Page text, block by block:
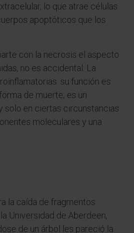
lo que atrae células
apoptóticos que los
con la necrosis el aspecto
no es accidental. La
su función es
de muerte; es un
solo en ciertas circunstancias
moleculares y una
la caída de fragmentos
Universidad de Aberdeen,
de un árbol les pareció la